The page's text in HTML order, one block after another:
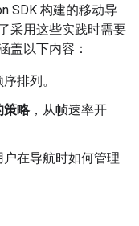
SDK 构建的移动导
采用这些实践时需要
盖以下内容：
排列。
策略，从帧速率开
在导航时如何管理